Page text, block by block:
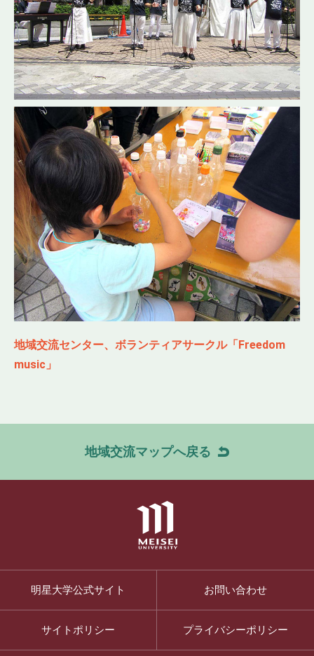
地域交流センター、ボランティアサークル「Freedom
music」
地域交流マップへ戻る
明星大学公式サイト お問い合わせ
サイトポリシー プライバシーポリシー